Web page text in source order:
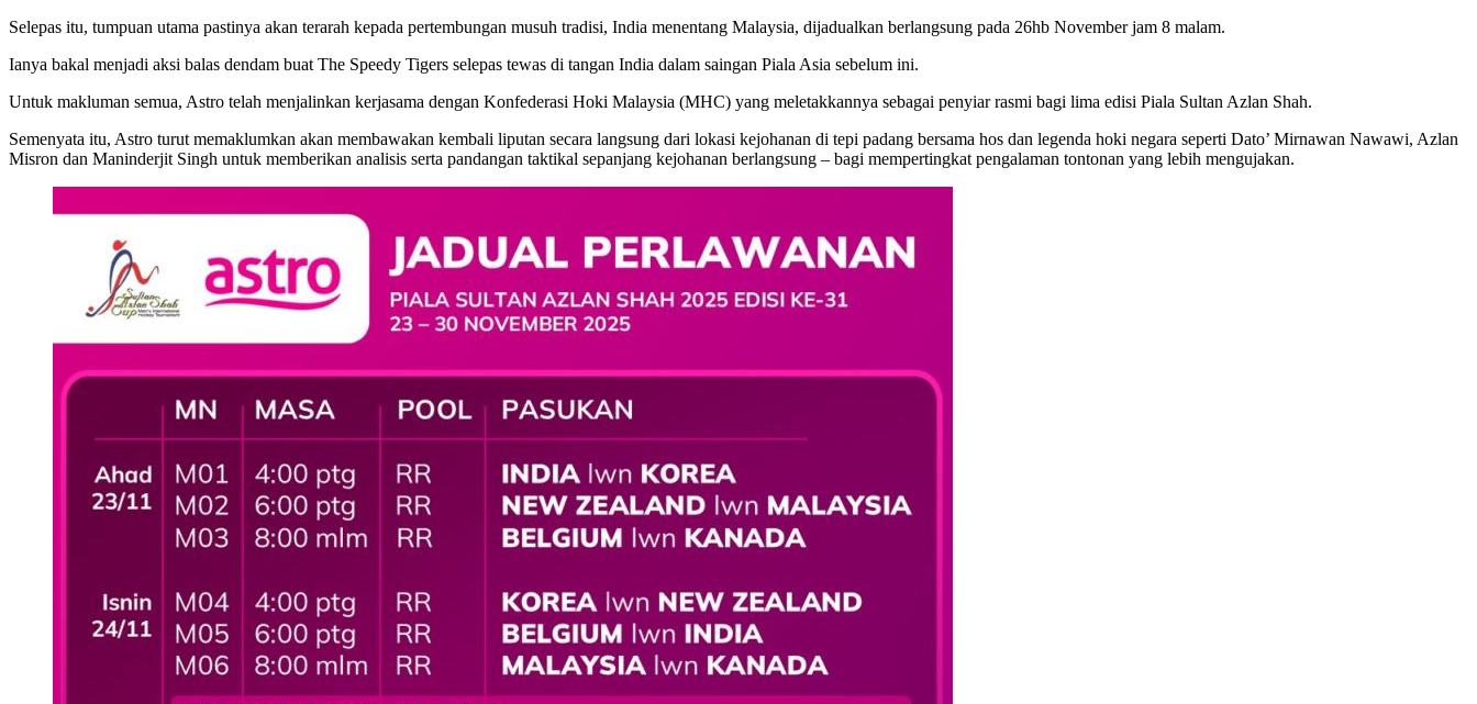
Selepas itu, tumpuan utama pastinya akan terarah kepada pertembungan musuh tradisi, India menentang Malaysia, dijadualkan berlangsung pada 26hb November jam 8 malam.
Ianya bakal menjadi aksi balas dendam buat The Speedy Tigers selepas tewas di tangan India dalam saingan Piala Asia sebelum ini.
Untuk makluman semua, Astro telah menjalinkan kerjasama dengan Konfederasi Hoki Malaysia (MHC) yang meletakkannya sebagai penyiar rasmi bagi lima edisi Piala Sultan Azlan Shah.
Semenyata itu, Astro turut memaklumkan akan membawakan kembali liputan secara langsung dari lokasi kejohanan di tepi padang bersama hos dan legenda hoki negara seperti Dato’ Mirnawan Nawawi, Azlan
Misron dan Maninderjit Singh untuk memberikan analisis serta pandangan taktikal sepanjang kejohanan berlangsung – bagi mempertingkat pengalaman tontonan yang lebih mengujakan.